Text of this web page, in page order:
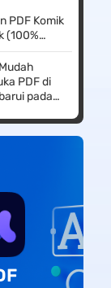
PDF Komik
(100%
PDF di
pada